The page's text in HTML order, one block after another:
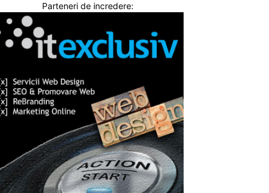
Parteneri de incredere: